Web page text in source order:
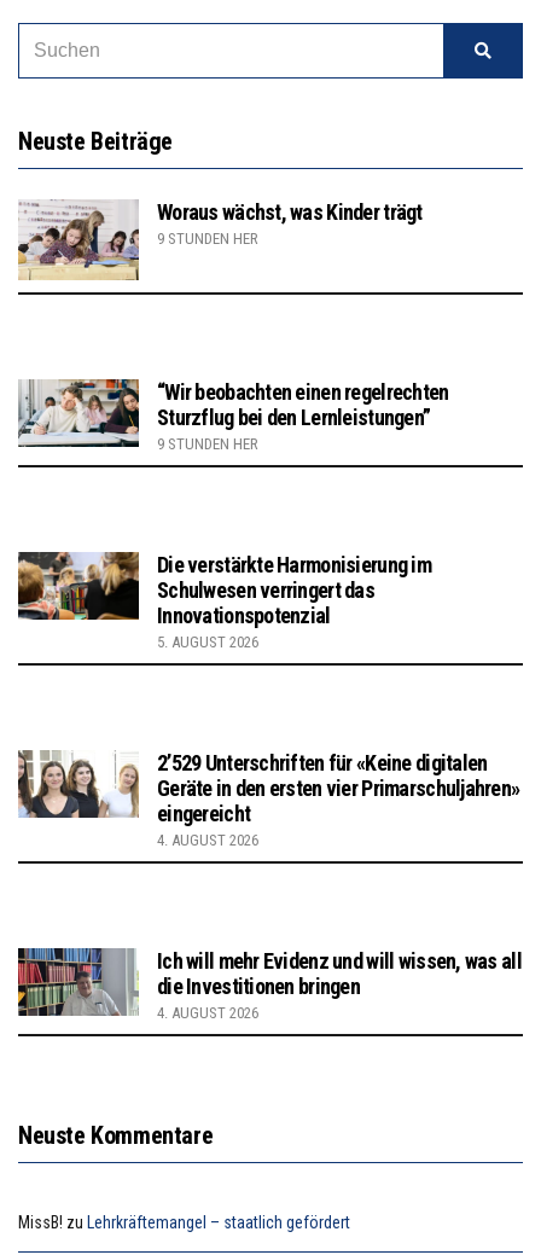
Neuste Beiträge
Woraus wächst, was Kinder trägt
9 STUNDEN HER
“Wir beobachten einen regelrechten
Sturzflug bei den Lernleistungen”
9 STUNDEN HER
Die verstärkte Harmonisierung im
Schulwesen verringert das
Innovationspotenzial
5. AUGUST 2026
2’529 Unterschriften für «Keine digitalen
Geräte in den ersten vier Primarschuljahren»
eingereicht
4. AUGUST 2026
Ich will mehr Evidenz und will wissen, was all
die Investitionen bringen
4. AUGUST 2026
Neuste Kommentare
MissB! zu Lehrkräftemangel – staatlich gefördert